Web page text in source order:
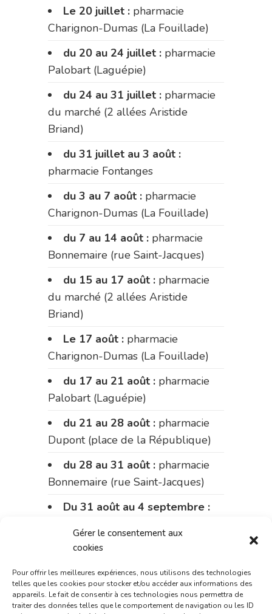
Gérer le consentement aux
cookies
Pour offrir les meilleures expériences, nous utilisons des technologies
telles que les cookies pour stocker et/ou accéder aux informations des
appareils. Le fait de consentir à ces technologies nous permettra de
traiter des données telles que le comportement de navigation ou les ID
Le 20 juillet : pharmacie
Charignon-Dumas (La Fouillade)
du 20 au 24 juillet : pharmacie
Palobart (Laguépie)
du 24 au 31 juillet : pharmacie
du marché (2 allées Aristide
Briand)
du 31 juillet au 3 août :
pharmacie Fontanges
du 3 au 7 août : pharmacie
Charignon-Dumas (La Fouillade)
du 7 au 14 août : pharmacie
Bonnemaire (rue Saint-Jacques)
du 15 au 17 août : pharmacie
du marché (2 allées Aristide
Briand)
Le 17 août : pharmacie
Charignon-Dumas (La Fouillade)
du 17 au 21 août : pharmacie
Palobart (Laguépie)
du 21 au 28 août : pharmacie
Dupont (place de la République)
du 28 au 31 août : pharmacie
Bonnemaire (rue Saint-Jacques)
Du 31 août au 4 septembre :
Fouillade)
du 4 au 11 septembre :
pharmacie Carnus (rue Marcellin-
Fabre)